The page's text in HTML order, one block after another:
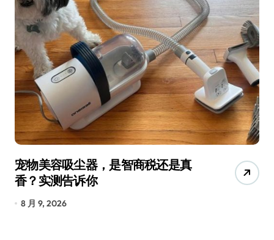
宠物美容吸尘器，是智商税还是真
香？实测告诉你
8 月 9, 2026